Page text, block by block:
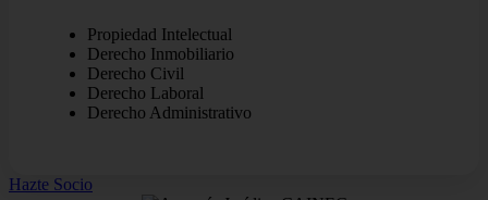
Propiedad Intelectual
Derecho Inmobiliario
Derecho Civil
Derecho Laboral
Derecho Administrativo
Hazte Socio